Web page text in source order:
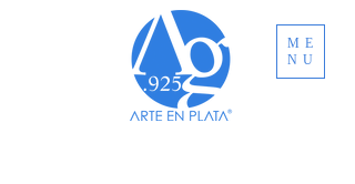
ME
NU